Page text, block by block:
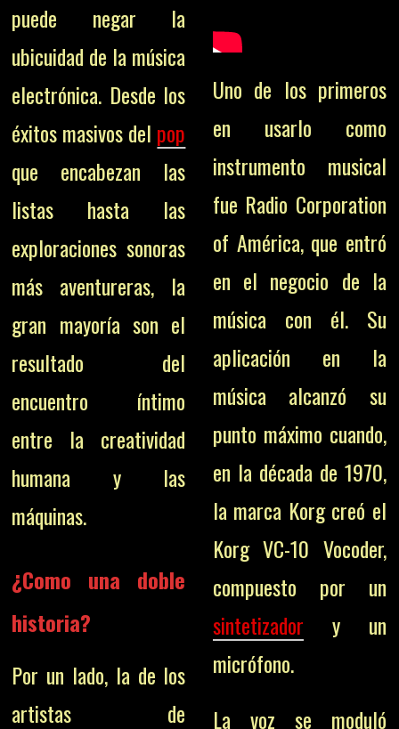
puede negar la
ubicuidad de la música
electrónica. Desde los
éxitos masivos del pop
que encabezan las
listas hasta las
exploraciones sonoras
más aventureras, la
gran mayoría son el
resultado del
encuentro íntimo
entre la creatividad
humana y las
máquinas.
¿Como una doble
historia?
Por un lado, la de los
artistas de
Uno de los primeros
en usarlo como
instrumento musical
fue Radio Corporation
of América, que entró
en el negocio de la
música con él. Su
aplicación en la
música alcanzó su
punto máximo cuando,
en la década de 1970,
la marca Korg creó el
Korg VC-10 Vocoder,
compuesto por un
sintetizador y un
micrófono.
La voz se moduló